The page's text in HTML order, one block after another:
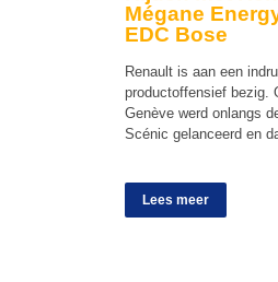
Mégane
EDC Bose
Renault is aan een
productoffensief bezig.
Genève werd onlangs
Scénic gelanceerd en
Lees meer